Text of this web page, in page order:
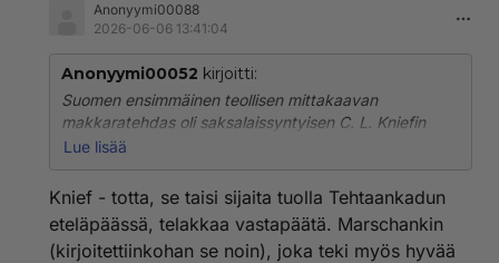
Anonyymi00088
2026-06-06 13:41:04
Anonyymi00052 kirjoitti:
Suomen ensimmäinen teollisen mittakaavan
makkaratehdas oli saksalaissyntyisen C. L. Kniefin
vuonna 1862 Helsinkiin (alun perin Helenankadulle)
jalostukseen keskittyneet osuuskunnat aloittivat
toimintansa 1900-luvun alussa, ja nykyisten
suuryritysten juuret johtavat näihin osuuskuntiin.
Lue lisää
Knief - totta, se taisi sijaita tuolla Tehtaankadun
eteläpäässä, telakkaa vastapäätä. Marschankin
(kirjoitettiinkohan se noin), joka teki myös hyvää